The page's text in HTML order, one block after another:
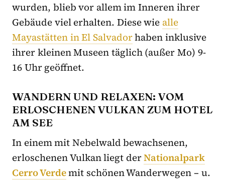
wurden, blieb vor allem im Inneren ihrer
Gebäude viel erhalten. Diese wie alle
Mayastätten in El Salvadorhaben inklusive
ihrer kleinen Museen täglich (außer Mo) 9-
16 Uhr geöffnet.
WANDERN UND RELAXEN: VOM
ERLOSCHENEN VULKAN ZUM HOTEL
AM SEE
In einem mit Nebelwald bewachsenen,
erloschenen Vulkan liegt derNationalpark
Cerro Verdemit schönen Wanderwegen – u.